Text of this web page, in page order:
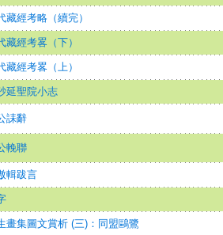
藏經考略（續完）
藏經考畧（下）
藏經考畧（上）
延聖院小志
誄辭
輓聯
輯跋言
畫集圖文賞析 (三)：同盟鷗鷺